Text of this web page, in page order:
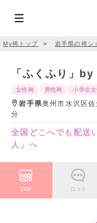
My袴トップ ＞ 岩手県の袴シ
「ふくふり」
女性袴 男性袴 小学生
岩手県奥州市水沢区
分
全国どこへでも配送
人」へ
TOP 口コミ